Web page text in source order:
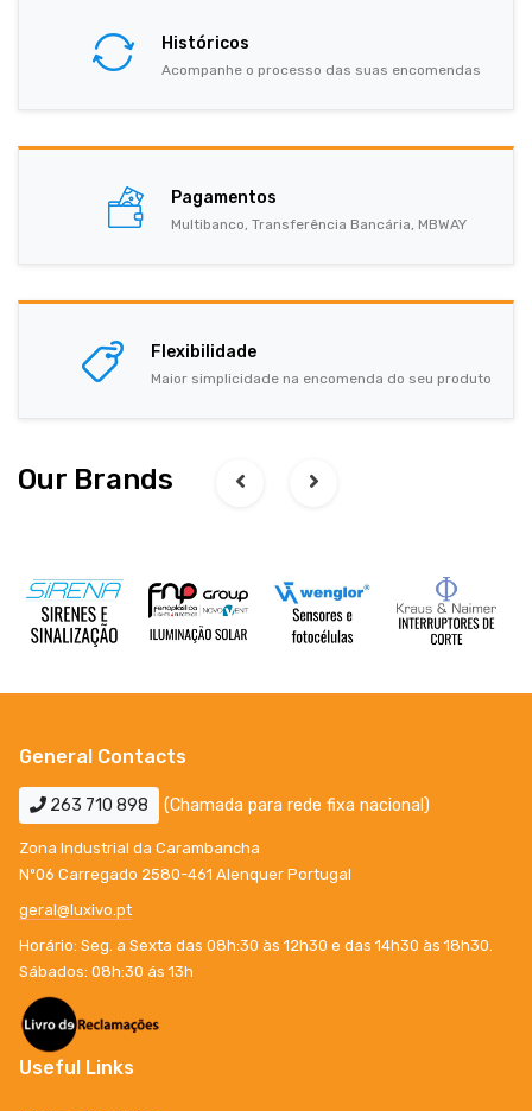
Históricos
Acompanhe o processo das suas encomendas
Pagamentos
Multibanco, Transferência Bancária, MBWAY
Flexibilidade
Maior simplicidade na encomenda do seu produto
Our Brands
General Contacts
263 710 898 (Chamada para rede fixa nacional)
Zona Industrial da Carambancha
Nº06 Carregado 2580-461 Alenquer Portugal
geral@luxivo.pt
Horário: Seg. a Sexta das 08h:30 às 12h30 e das 14h30 às 18h30.
Sábados: 08h:30 ás 13h
Useful Links